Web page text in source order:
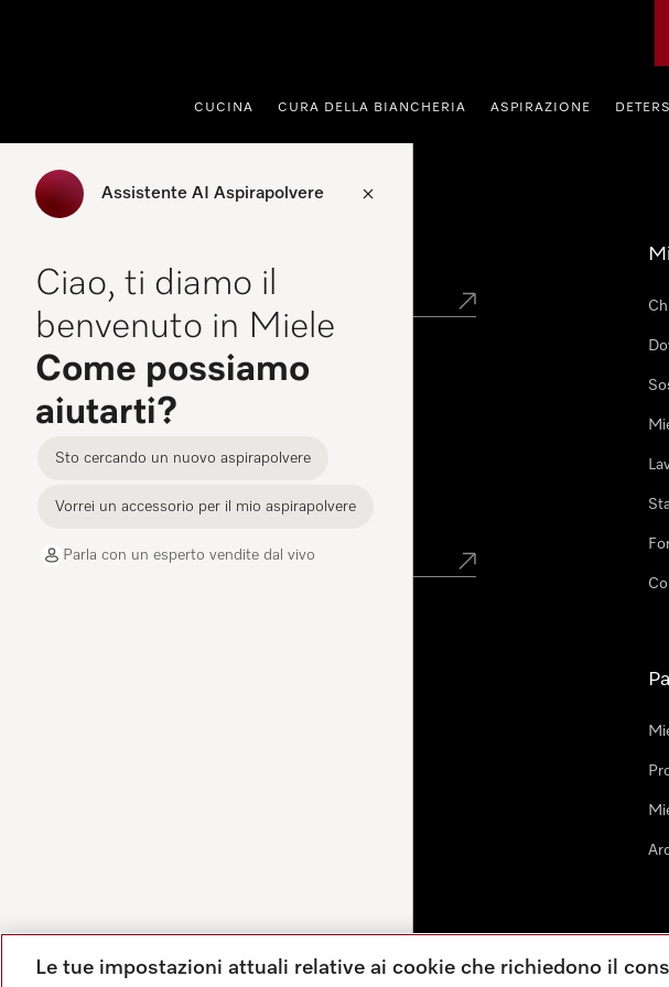
CUCINA CURA DELLA BIANCHERIA ASPIRAZIONE
Assistente AI Aspirapolvere
Ciao, ti diamo il
benvenuto in Miele
Come possiamo
aiutarti?
Sto cercando un nuovo aspirapolvere
Vorrei un accessorio per il mio aspirapolvere
Parla con un esperto vendite dal vivo
Miele Experience Center
Newsletter
Le tue impostazioni attuali relative ai cookie che richiedono il